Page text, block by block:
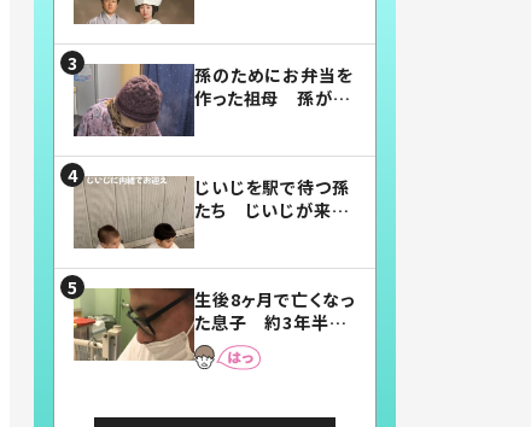
孫のためにお弁当を
作った祖母 孫が絶
じいじを駅で待つ孫
たち じいじが来た
まらない」「幸せにな
れる」
生後8ヶ月で亡くなっ
た息子 約3年半
後、当時の妻の日記
に書いてあった本音